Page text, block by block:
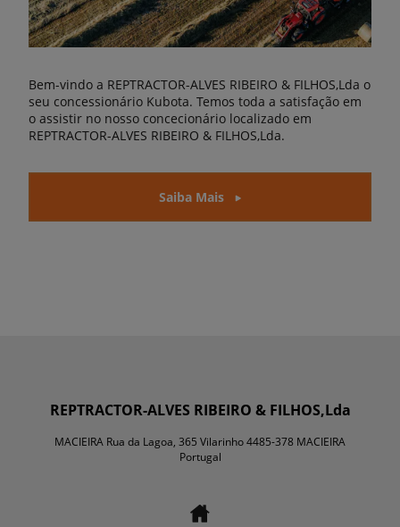
Bem-vindo a REPTRACTOR-ALVES RIBEIRO & FILHOS,Lda o
seu concessionário Kubota. Temos toda a satisfação em
o assistir no nosso concecionário localizado em
REPTRACTOR-ALVES RIBEIRO & FILHOS,Lda.
Saiba Mais
REPTRACTOR-ALVES RIBEIRO & FILHOS,Lda
MACIEIRA Rua da Lagoa, 365 Vilarinho 4485-378 MACIEIRA
Portugal